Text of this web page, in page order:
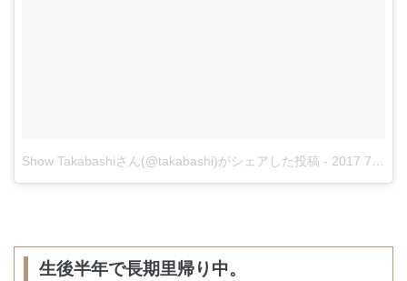
Show Takabashiさん(@takabashi)がシェアした投稿 - 2017 7月 21 9:19午後 PDT
生後半年で長期里帰り中。